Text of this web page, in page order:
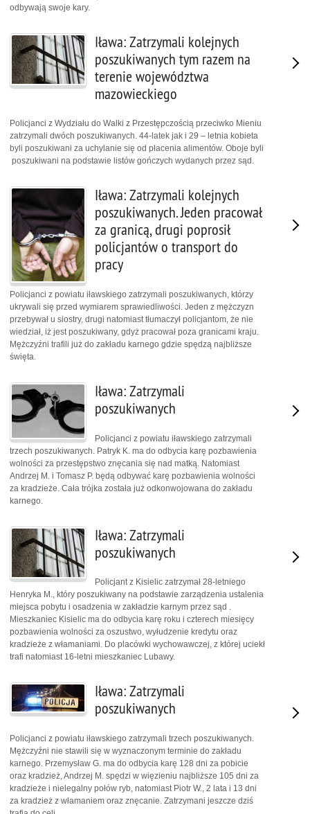
odbywają swoje kary.
Iława: Zatrzymali kolejnych
poszukiwanych tym razem na
terenie województwa
mazowieckiego
Policjanci z Wydziału do Walki z Przestępczością przeciwko Mieniu
zatrzymali dwóch poszukiwanych. 44-latek jak i 29 – letnia kobieta
byli poszukiwani za uchylanie się od płacenia alimentów. Oboje byli
poszukiwani na podstawie listów gończych wydanych przez sąd.
Iława: Zatrzymali kolejnych
poszukiwanych. Jeden pracował
za granicą, drugi poprosił
policjantów o transport do
pracy
Policjanci z powiatu iławskiego zatrzymali poszukiwanych, którzy
ukrywali się przed wymiarem sprawiedliwości. Jeden z mężczyzn
przebywał u siostry, drugi natomiast tłumaczył policjantom, że nie
wiedział, iż jest poszukiwany, gdyż pracował poza granicami kraju.
Mężczyźni trafili już do zakładu karnego gdzie spędzą najbliższe
święta.
Iława: Zatrzymali
poszukiwanych
Policjanci z powiatu iławskiego zatrzymali
trzech poszukiwanych. Patryk K. ma do odbycia karę pozbawienia
wolności za przestępstwo znęcania się nad matką. Natomiast
Andrzej M. i Tomasz P. będą odbywać karę pozbawienia wolności
za kradzieże. Cała trójka została już odkonwojowana do zakładu
karnego.
Iława: Zatrzymali
poszukiwanych
Policjant z Kisielic zatrzymał 28-letniego
Henryka M., który poszukiwany na podstawie zarządzenia ustalenia
miejsca pobytu i osadzenia w zakładzie karnym przez sąd .
Mieszkaniec Kisielic ma do odbycia karę roku i czterech miesięcy
pozbawienia wolności za oszustwo, wyłudzenie kredytu oraz
kradzieże z włamaniami. Do placówki wychowawczej, z której uciekł
trafi natomiast 16-letni mieszkaniec Lubawy.
Iława: Zatrzymali
poszukiwanych
Policjanci z powiatu iławskiego zatrzymali trzech poszukiwanych.
Mężczyźni nie stawili się w wyznaczonym terminie do zakładu
karnego. Przemysław G. ma do odbycia karę 128 dni za pobicie
oraz kradzież, Andrzej M. spędzi w więzieniu najbliższe 105 dni za
kradzieże i nielegalny połów ryb, natomiast Piotr W., 2 lata i 13 dni
za kradzież z włamaniem oraz znęcanie. Zatrzymani jeszcze dziś